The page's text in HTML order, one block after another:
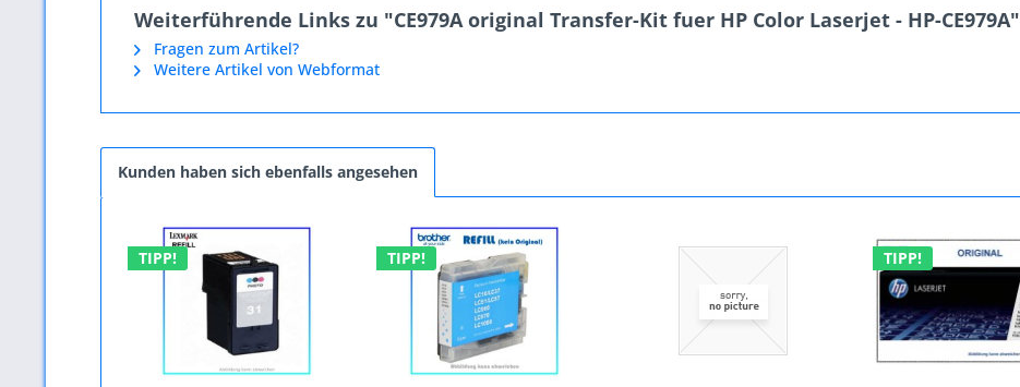
Weiterführende Links zu "CE979A original Transfer-Kit fuer HP Color Laserjet - HP-CE979A"
Fragen zum Artikel?
Weitere Artikel von Webformat
Kunden haben sich ebenfalls angesehen
TIPP! TIPP! TIPP!